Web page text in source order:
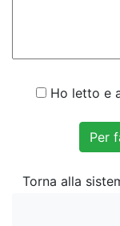
Ho letto e
Torna alla